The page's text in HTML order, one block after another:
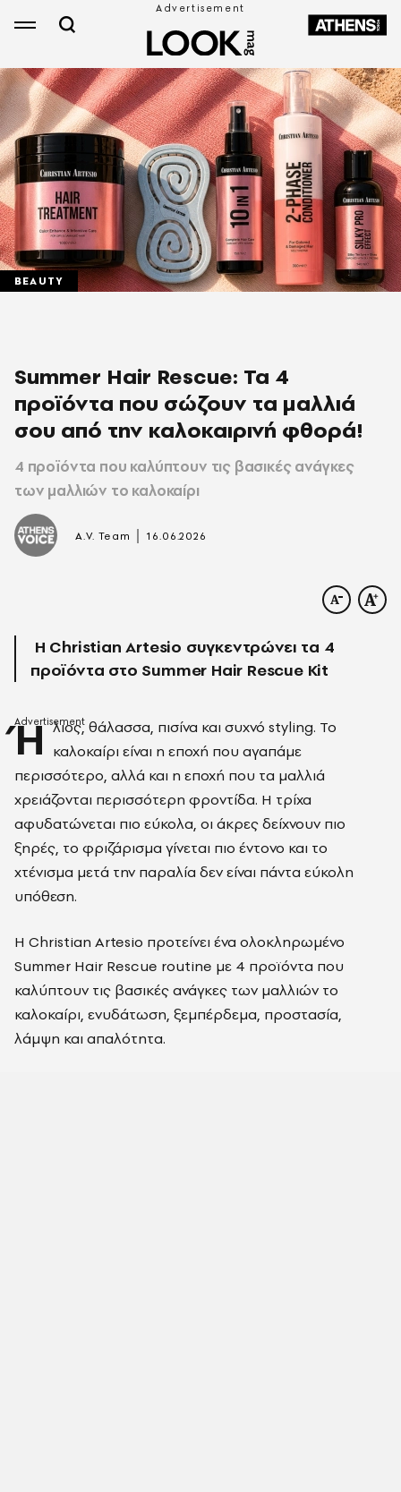
BEAUTY
Summer Hair Rescue: Τα 4
προϊόντα που σώζουν τα μαλλιά
σου από την καλοκαιρινή φθορά!
4 προϊόντα που καλύπτουν τις βασικές ανάγκες
των μαλλιών το καλοκαίρι
A.V. Team 16.06.2026
Η Christian Artesio συγκεντρώνει τα 4
προϊόντα στο Summer Hair Rescue Kit
Ή λιος, θάλασσα, πισίνα και συχνό styling. Το
καλοκαίρι είναι η εποχή που αγαπάμε
περισσότερο, αλλά και η εποχή που τα μαλλιά
χρειάζονται περισσότερη φροντίδα. Η τρίχα
αφυδατώνεται πιο εύκολα, οι άκρες δείχνουν πιο
ξηρές, το φριζάρισμα γίνεται πιο έντονο και το
χτένισμα μετά την παραλία δεν είναι πάντα εύκολη
υπόθεση.
Η Christian Artesio προτείνει ένα ολοκληρωμένο
Summer Hair Rescue routine με 4 προϊόντα που
καλύπτουν τις βασικές ανάγκες των μαλλιών το
καλοκαίρι, ενυδάτωση, ξεμπέρδεμα, προστασία,
λάμψη και απαλότητα.